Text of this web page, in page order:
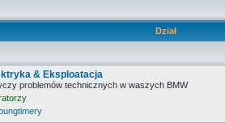
Dział
& Eksploatacja
problemów technicznych w waszych BMW